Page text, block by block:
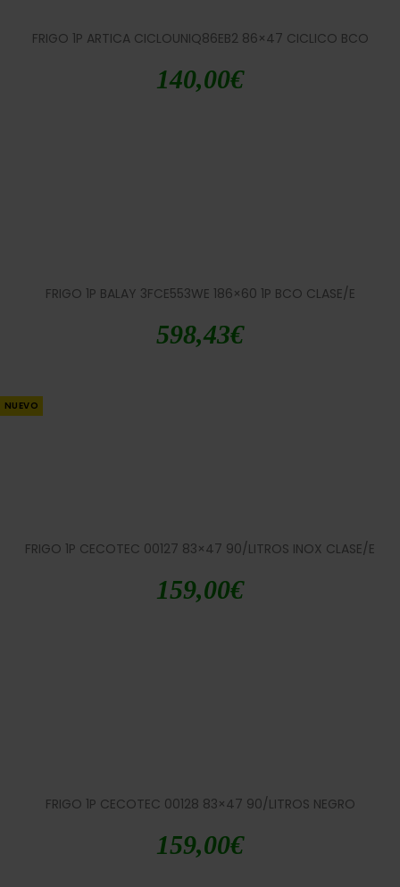
FRIGO 1P ARTICA CICLOUNIQ86EB2 86×47 CICLICO BCO
140,00€
FRIGO 1P BALAY 3FCE553WE 186×60 1P BCO CLASE/E
598,43€
NUEVO
FRIGO 1P CECOTEC 00127 83×47 90/LITROS INOX CLASE/E
159,00€
FRIGO 1P CECOTEC 00128 83×47 90/LITROS NEGRO
159,00€